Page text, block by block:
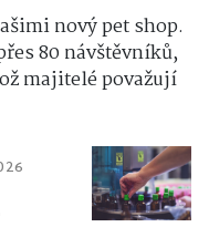
nový pet shop.
80 návštěvníků,
majitelé považují